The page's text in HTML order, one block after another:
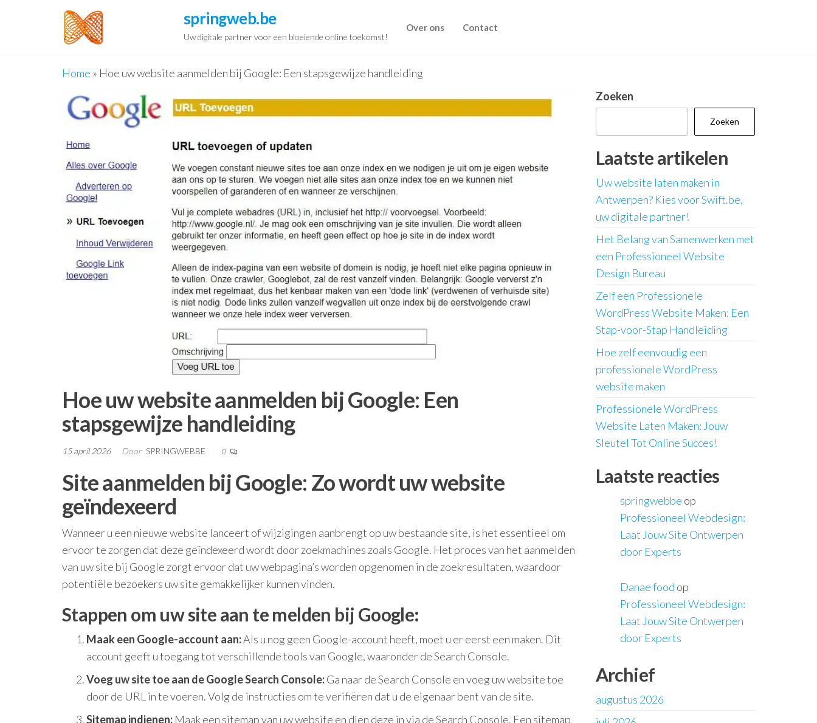
springweb.be
Uw digitale partner voor een bloeiende online toekomst!
Over ons Contact
Home » Hoe uw website aanmelden bij Google: Een stapsgewijze handleiding
Hoe uw website aanmelden bij Google: Een
stapsgewijze handleiding
15 april 2026 Door SPRINGWEBBE 0
Site aanmelden bij Google: Zo wordt uw website
geïndexeerd
Wanneer u een nieuwe website lanceert of wijzigingen aanbrengt op uw bestaande site, is het essentieel om
ervoor te zorgen dat deze geïndexeerd wordt door zoekmachines zoals Google. Het proces van het aanmelden
van uw site bij Google zorgt ervoor dat uw webpagina’s worden opgenomen in de zoekresultaten, waardoor
potentiële bezoekers uw site gemakkelijker kunnen vinden.
Stappen om uw site aan te melden bij Google:
Maak een Google-account aan:Als u nog geen Google-account heeft, moet u er eerst een maken. Dit
account geeft u toegang tot verschillende tools van Google, waaronder de Search Console.
Voeg uw site toe aan de Google Search Console:Ga naar de Search Console en voeg uw website toe
door de URL in te voeren. Volg de instructies om te verifiëren dat u de eigenaar bent van de site.
Sitemap indienen: Maak een sitemap van uw website en dien deze in via de Search Console. Een sitemap
Zoeken
Zoeken
Laatste artikelen
Uw website laten maken in
Antwerpen? Kies voor Swift.be,
uw digitale partner!
Het Belang van Samenwerken met
een Professioneel Website
Design Bureau
Zelf een Professionele
WordPress Website Maken: Een
Stap-voor-Stap Handleiding
Hoe zelf eenvoudig een
professionele WordPress
website maken
Professionele WordPress
Website Laten Maken: Jouw
Sleutel Tot Online Succes!
Laatste reacties
springwebbe op
Professioneel Webdesign:
Laat Jouw Site Ontwerpen
door Experts
Danae food op
Professioneel Webdesign:
Laat Jouw Site Ontwerpen
door Experts
Archief
augustus 2026